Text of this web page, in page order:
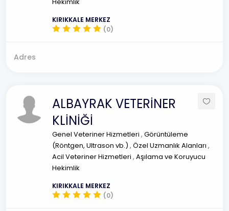
KIRIKKALE MERKEZ
(0)
Adres
ALBAYRAK VETERİNER
KLİNİĞİ
Genel Veteriner Hizmetleri , Görüntüleme
(Röntgen, Ultrason vb.) , Özel Uzmanlık Alanları ,
Acil Veteriner Hizmetleri , Aşılama ve Koruyucu
Hekimlik
KIRIKKALE MERKEZ
(0)